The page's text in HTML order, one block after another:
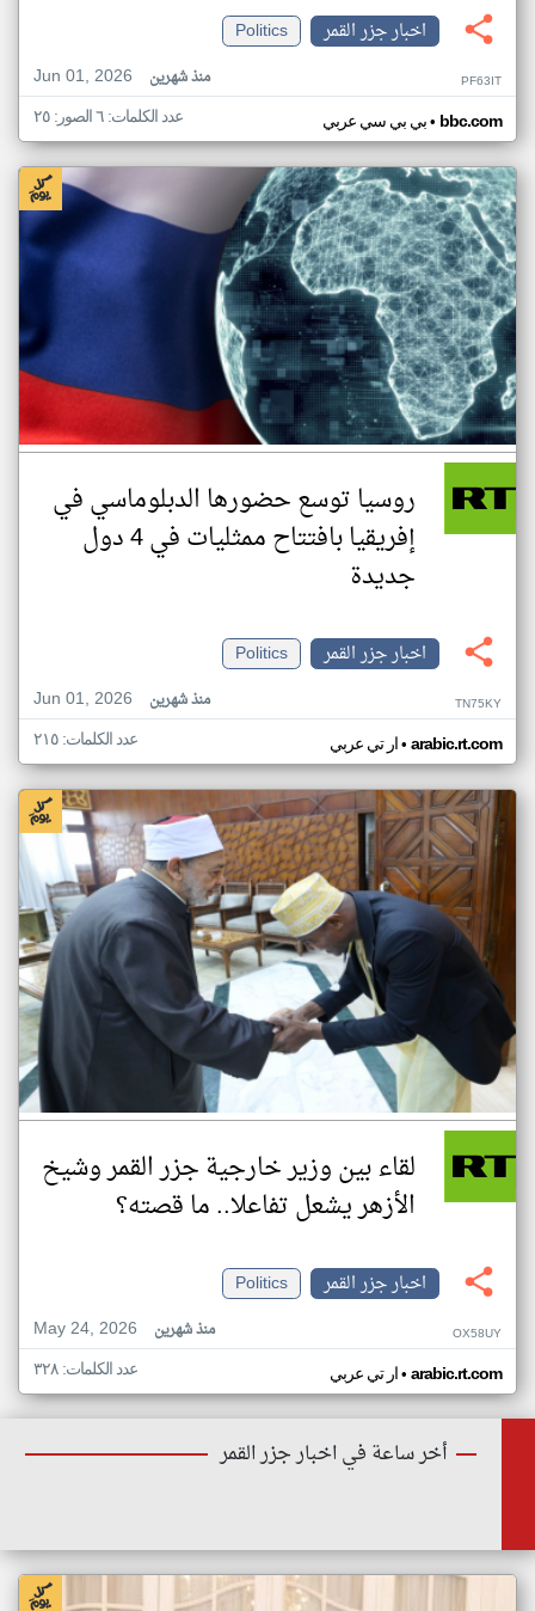
اخبار جزر القمر
Politics
Jun 01, 2026
منذ شهرين PF63IT
بي بي سي عربي• bbc.com عدد الكلمات: ٦ الصور: ٢٥
روسيا توسع حضورها الدبلوماسي في
إفريقيا بافتتاح ممثليات في 4 دول
جديدة
اخبار جزر القمر
Politics
Jun 01, 2026
منذ شهرين TN75KY
ار تي عربي• arabic.rt.com عدد الكلمات: ٢١٥
لقاء بين وزير خارجية جزر القمر وشيخ
الأزهر يشعل تفاعلا.. ما قصته؟
اخبار جزر القمر
Politics
May 24, 2026
منذ شهرين OX58UY
ار تي عربي• arabic.rt.com عدد الكلمات: ٣٢٨
أخر ساعة في اخبار جزر القمر